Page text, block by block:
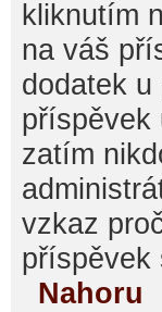
kliknutím
na váš
dodatek
příspěvek
zatím
vzkaz
příspěvek
Nahoru